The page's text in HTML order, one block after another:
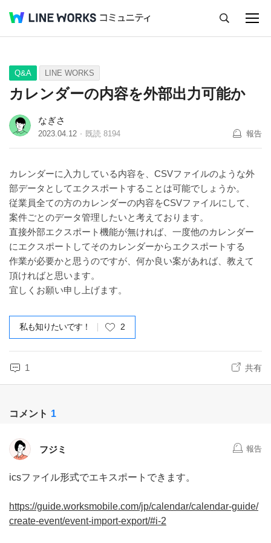
Q&A Tips Ideas
Q&A LINE WORKS
カレンダーの内容を外部出力可能か
なぎさ
2023.04.12 既読 8194 報告
カレンダーに入力している内容を、CSVファイルのような外
部データとしてエクスポートすることは可能でしょうか。
従業員全ての方のカレンダーの内容をCSVファイルにして、
案件ごとのデータ管理したいと考えております。
直接外部エクスポート機能が無ければ、一度他のカレンダー
にエクスポートしてそのカレンダーからエクスポートする
作業が必要かと思うのですが、何か良い案があれば、教えて
頂ければと思います。
宜しくお願い申し上げます。
私も知りたいです！ 2
1 共有
コメント 1
フジミ 報告
icsファイル形式でエキスポートできます。
https://guide.worksmobile.com/jp/calendar/calendar-guide/
create-event/event-import-export/#i-2